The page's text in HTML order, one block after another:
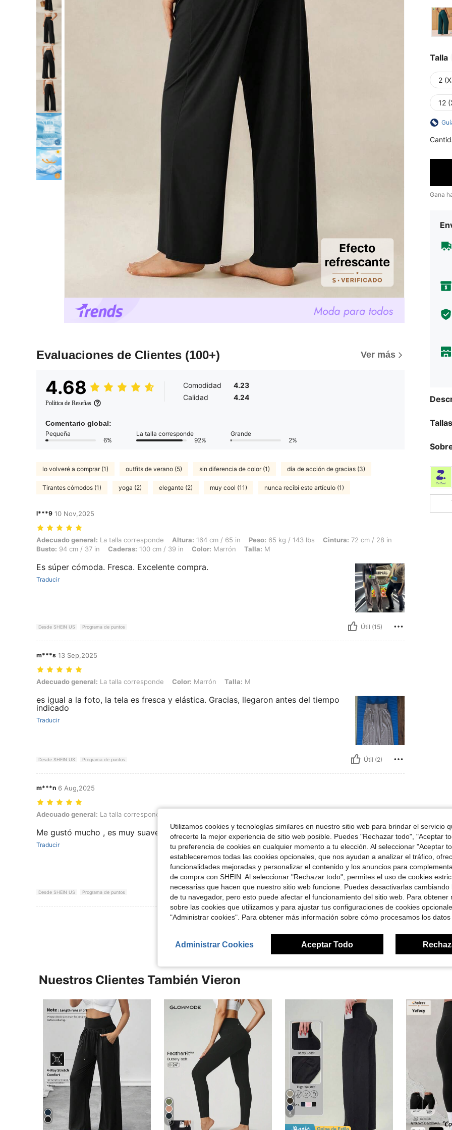
Evaluaciones de Clientes (100+) Ver más
4.68
Política de Reseñas
Comodidad
4.23
Calidad
4.24
Comentario global:
Pequeña
6%
La talla corresponde
92%
Grande
2%
lo volveré a comprar (1) outfits de verano (5) sin diferencia de color (1) día de acción de gracias (3)
Tirantes cómodos (1) yoga (2) elegante (2) muy cool (11) nunca recibí este artículo (1)
l***9 10 Nov,2025
Adecuado general: La talla corresponde, Altura: 164 cm / 65 in, Peso: 65 kg / 143 lbs, Cintura: 72 cm / 28 in, Busto: 94 cm / 37 in, Caderas: 100 cm /
Adecuado general: La talla corresponde Altura: 164 cm / 65 in Peso: 65 kg / 143 lbs Cintura: 72 cm / 28 in
Busto: 94 cm / 37 in Caderas: 100 cm / 39 in Color: Marrón Talla: M
Es súper cómoda. Fresca. Excelente compra.
Traducir
Desde SHEIN US Programa de puntos Útil (15)
m***s 13 Sep,2025
Adecuado general: La talla corresponde, Color: Marrón, Talla: M
Adecuado general: La talla corresponde Color: Marrón Talla: M
es igual a la foto, la tela es fresca y elástica. Gracias, llegaron antes del tiempo
indicado
Traducir
Desde SHEIN US Programa de puntos Útil (2)
m***n 6 Aug,2025
Adecuado general: La talla corresponde, Color: Marrón, Talla: M
Adecuado general: La talla corresponde
Me gustó mucho , es muy suave y fresco al tacto
Traducir
Desde SHEIN US Programa de puntos Útil (0)
Ver Más Reseñas
Talla
2
12
Gana
Nuestros Clientes También Vieron
15
5
Utilizamos cookies y tecnologías similares en nuestro sitio web para brindar el servicio
ofrecerte la mejor experiencia de sitio web posible. Puedes "Rechazar todo", "Aceptar
tu preferencia de cookies en cualquier momento a tu elección. Al seleccionar "Aceptar
estableceremos todas las cookies opcionales, que nos ayudan a analizar el tráfico,
funcionalidades mejoradas y personalizar el contenido y los anuncios para
de compra con SHEIN. Al seleccionar "Rechazar todo", permites el uso de cookies
necesarias que hacen que nuestro sitio web funcione. Puedes desactivarlas cambiando
de tu navegador, pero esto puede afectar el funcionamiento del sitio web. Para obtener
sobre las cookies que utilizamos y para ajustar tus configuraciones de cookies
"Administrar cookies". Para obtener más información sobre cómo procesamos los datos
Administrar Cookies Aceptar Todo